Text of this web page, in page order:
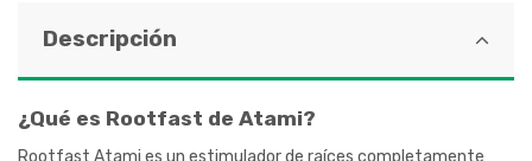
Descripción
¿Qué es Rootfast de Atami?
Rootfast Atami es un estimulador de raíces completamente